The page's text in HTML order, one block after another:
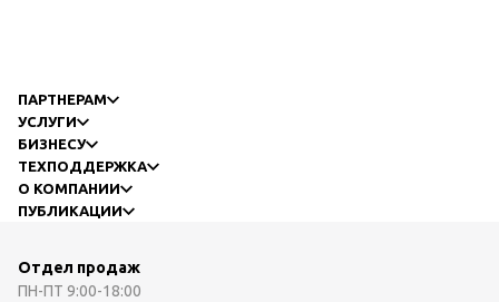
ПАРТНЕРАМ
УСЛУГИ
БИЗНЕСУ
ТЕХПОДДЕРЖКА
О КОМПАНИИ
ПУБЛИКАЦИИ
Отдел продаж
ПН-ПТ 9:00-18:00